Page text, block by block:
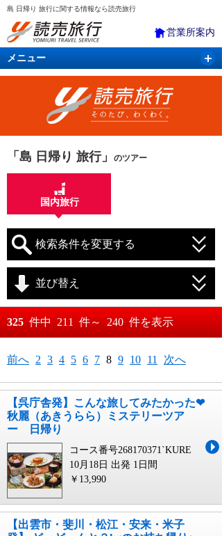
島 日帰り 旅行に関する情報なら読売旅行
営業所案内
メニュー
国内旅行 バスツアー 海外旅行
「島 日帰り 旅行」 のツアー
国内旅行
検索条件を変更する
月 日～
月 日
並び替え
おすすめ順
料金が高い順
325 件中 211 件～ 240 件を表示
前へ 2 3 4 5 6 7 8 9 10 11 次へ
【呉庁舎発】こんな旅してみたかった❤
秋麗（あきうらら）ミステリーツア
ー 日帰り
コース番号268170371`KURE
10月18日 出発 1日間
￥13,990
【出雲市・斐川・松江・安来・米子